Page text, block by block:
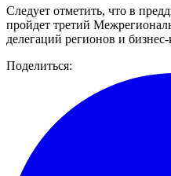
Следует отметить, что в
пройдет третий
делегаций регионов и
Поделиться: